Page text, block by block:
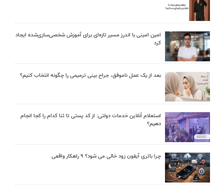
امین امینی با اندرز مسیر تازه‌ای برای آموزش شخصی‌سازی‌شده ایجاد
کرد
بعد از یک عمل ناموفق، جراح بینی ترمیمی را چگونه انتخاب کنیم؟
استعلام آنلاین خدمات دولتی: از کد پستی تا ثنا کدام را کجا انجام
دهیم؟
چرا باتری آیفون زود خالی می شود؟ ۹ راهکار واقعی